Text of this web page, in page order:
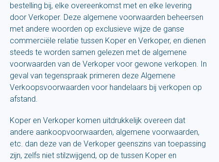
bestelling bij, elke overeenkomst met en elke levering
door Verkoper. Deze algemene voorwaarden beheersen
met andere woorden op exclusieve wijze de ganse
commerciële relatie tussen Koper en Verkoper, en dienen
steeds te worden samen gelezen met de algemene
voorwaarden van de Verkoper voor gewone verkopen. In
geval van tegenspraak primeren deze Algemene
Verkoopsvoorwaarden voor handelaars bij verkopen op
afstand.
Koper en Verkoper komen uitdrukkelijk overeen dat
andere aankoopvoorwaarden, algemene voorwaarden,
etc. dan deze van de Verkoper geenszins van toepassing
zijn, zelfs niet stilzwijgend, op de tussen Koper en